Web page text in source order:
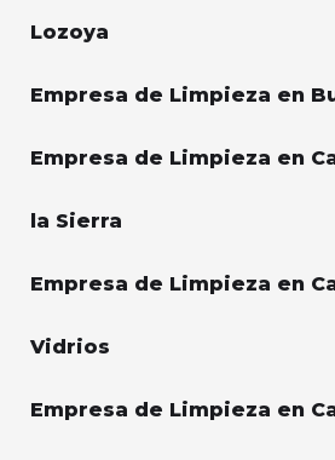
Lozoya
Empresa de Limpieza en
Empresa de Limpieza en
la Sierra
Empresa de Limpieza en
Vidrios
Empresa de Limpieza en